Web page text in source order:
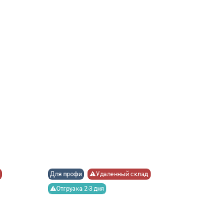
Для профи ⚠Удаленный склад
⚠Отгрузка 2-3 дня